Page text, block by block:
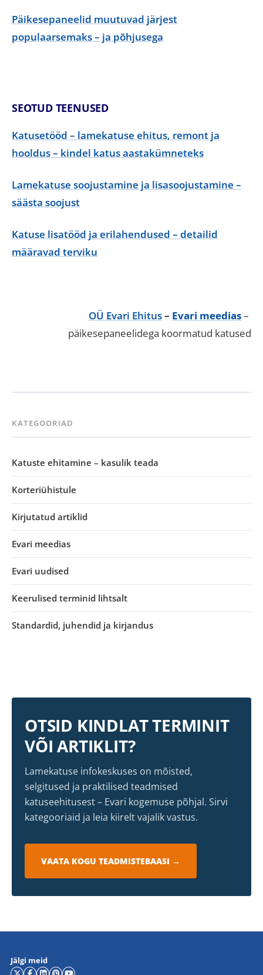
Päikesepaneelid muutuvad järjest
populaarsemaks – ja põhjusega
SEOTUD TEENUSED
Katusetööd – lamekatuse ehitus, remont ja
hooldus – kindel katus aastakümneteks
Lamekatuse soojustamine ja lisasoojustamine –
säästa soojust
Katuse lisatööd ja erilahendused – detailid
määravad terviku
OÜ Evari Ehitus– Evari meedias–
päikesepaneelidega koormatud katused
KATEGOORIAD
Katuste ehitamine – kasulik teada
Korteriühistule
Kirjutatud artiklid
Evari meedias
Evari uudised
Keerulised terminid lihtsalt
Standardid, juhendid ja kirjandus
OTSID KINDLAT TERMINIT
VÕI ARTIKLIT?
Lamekatuse infokeskuses on mõisted,
selgitused ja praktilised teadmised
katuseehitusest – Evari kogemuse põhjal. Sirvi
kategooriaid ja leia kiirelt vajalik vastus.
VAATA KOGU TEADMISTEBAASI →
Jälgi meid